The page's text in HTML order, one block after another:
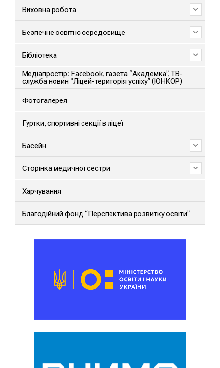
Виховна робота
Безпечне освітнє середовище
Бібліотека
Медіапростір: Facebook, газета “Академка”, ТВ-
служба новин “Ліцей-територія успіху” (ЮНКОР)
Фотогалерея
Гуртки, спортивні секції в ліцеї
Басейн
Сторінка медичної сестри
Харчування
Благодійний фонд “Перспектива розвитку освіти”